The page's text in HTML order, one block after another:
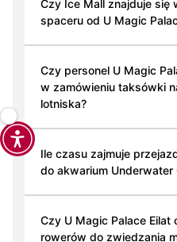
Czy Ice Mall znajduje się
spaceru od U Magic
Czy personel U Magic
w zamówieniu taksówki
lotniska?
Ile czasu zajmuje
do akwarium Underwater
Czy U Magic Palace
rowerów do zwiedzania